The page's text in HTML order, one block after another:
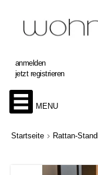
anmelden
jetzt registrieren
MENU
Startseite Rattan-